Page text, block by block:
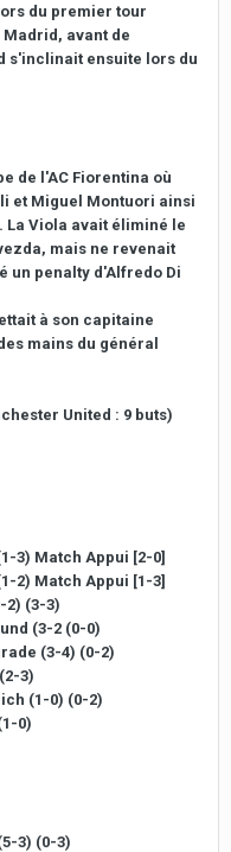
du premier tour
avant de
s'inclinait ensuite lors du
de l'AC Fiorentina où
et Miguel Montuori ainsi
Viola avait éliminé le
mais ne revenait
un penalty d'Alfredo Di
à son capitaine
mains du général
United : 9 buts)
3) Match Appui [2-0]
2) Match Appui [1-3]
2) (3-3)
(3-2 (0-0)
(3-4) (0-2)
3)
(1-0) (0-2)
0)
3) (0-3)